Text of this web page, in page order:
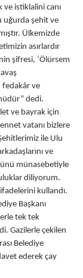
ve istiklalini canı
uğurda şehit ve
Ülkemizde
asırlardır
şifresi, ‘Ölürsem
fedakâr ve
dedi.
ve bayrak için
vatanı bizlere
ile Ulu
ve
münasebetiyle
diliyorum.
kullandı.
Başkanı
tek tek
Gazilerle çekilen
Belediye
ederek çay